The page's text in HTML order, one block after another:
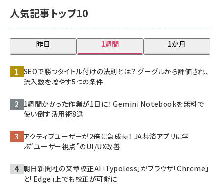
人気記事トップ10
昨日 1週間 1か月
SEOで勝つタイトル付けの法則とは？ グーグルから評価され、
流入数を増やす5つの条件
1週間かかった作業が1日に！ Gemini Notebookを無料で
使い倒す活用術8選
アクティブユーザーが2倍に急成長！ JA共済アプリに学
ぶ“ユーザー視点”のUI/UX改善
朝日新聞社の文章校正AI「Typoless」がブラウザ「Chrome」
と「Edge」上でも校正が可能に